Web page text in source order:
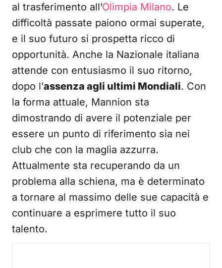
al trasferimento all’Olimpia Milano. Le
difficoltà passate paiono ormai superate,
e il suo futuro si prospetta ricco di
opportunità. Anche la Nazionale italiana
attende con entusiasmo il suo ritorno,
dopo l’assenza agli ultimi Mondiali. Con
la forma attuale, Mannion sta
dimostrando di avere il potenziale per
essere un punto di riferimento sia nei
club che con la maglia azzurra.
Attualmente sta recuperando da un
problema alla schiena, ma è determinato
a tornare al massimo delle sue capacità e
continuare a esprimere tutto il suo
talento.